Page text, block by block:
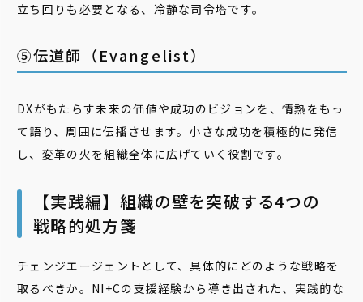
立ち回りも必要となる、冷静な司令塔です。
⑤伝道師（Evangelist）
DXがもたらす未来の価値や成功のビジョンを、情熱をもっ
て語り、周囲に伝播させます。小さな成功を積極的に発信
し、変革の火を組織全体に広げていく役割です。
【実践編】組織の壁を突破する4つの
戦略的処方箋
チェンジエージェントとして、具体的にどのような戦略を
取るべきか。NI+Cの支援経験から導き出された、実践的な